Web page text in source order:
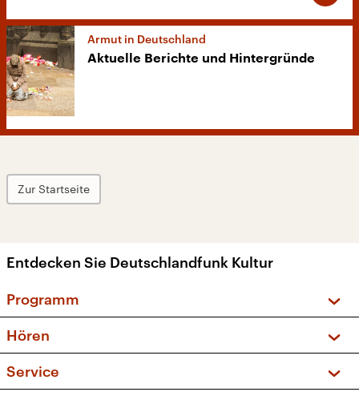
Armut in Deutschland
Aktuelle Berichte und Hintergründe
Zur Startseite
Entdecken Sie Deutschlandfunk Kultur
Programm
Sendungen und Podcasts
Musikliste
Hören
Frequenzen (UKW + DAB+)
Service